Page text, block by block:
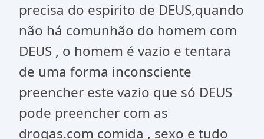
precisa do espirito de DEUS,quando
não há comunhão do homem com
DEUS , o homem é vazio e tentara
de uma forma inconsciente
preencher este vazio que só DEUS
pode preencher com as
drogas.com comida , sexo e tudo